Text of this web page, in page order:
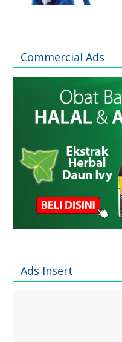
Commercial Ads
Ads Insert